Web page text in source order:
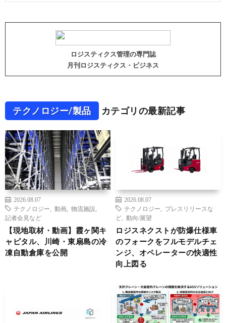
ロジスティクス管理の専門誌
月刊ロジスティクス・ビジネス
テクノロジー/製品 カテゴリの最新記事
2026.08.07
テクノロジー
動画 物流施設
記者会見など
【現地取材・動画】霞ヶ関キ
ャピタル、川崎・東扇島の冷
凍自動倉庫を公開
2026.08.07
テクノロジー
プレスリリースな
ど
動向/展望
ロジスネクストが防爆仕様車
のフォークをフルモデルチェ
ンジ、オペレーターの快適性
向上図る